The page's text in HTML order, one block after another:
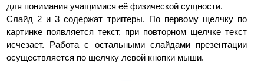
для понимания учащимися её физической сущности.
Слайд 2 и 3 содержат триггеры. По первому щелчку по
картинке появляется текст, при повторном щелчке текст
исчезает. Работа с остальными слайдами презентации
осуществляется по щелчку левой кнопки мыши.